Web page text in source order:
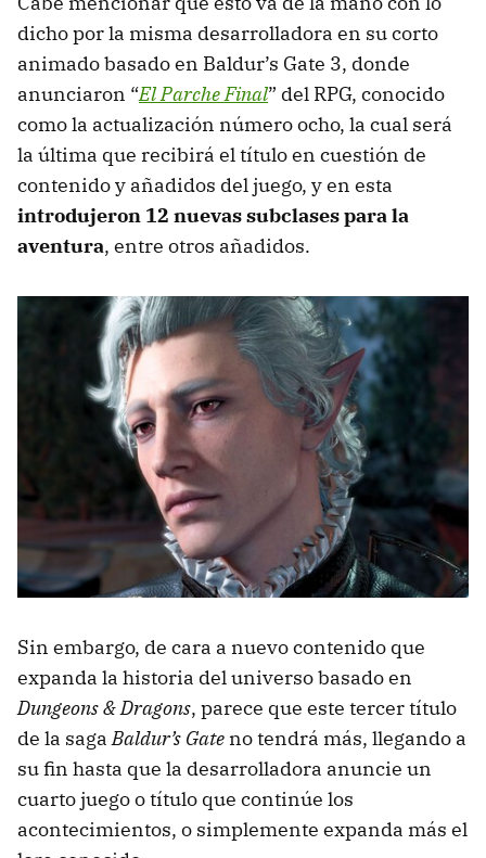
dicho por la misma desarrolladora en su corto
animado basado en Baldur’s Gate 3, donde
anunciaron “El Parche Final” del RPG, conocido
como la actualización número ocho, la cual será
la última que recibirá el título en cuestión de
contenido y añadidos del juego, y en esta
introdujeron 12 nuevas subclases para la
aventura, entre otros añadidos.
Sin embargo, de cara a nuevo contenido que
expanda la historia del universo basado en
Dungeons & Dragons, parece que este tercer título
de la sagaBaldur’s Gate no tendrá más, llegando a
su fin hasta que la desarrolladora anuncie un
cuarto juego o título que continúe los
acontecimientos, o simplemente expanda más el